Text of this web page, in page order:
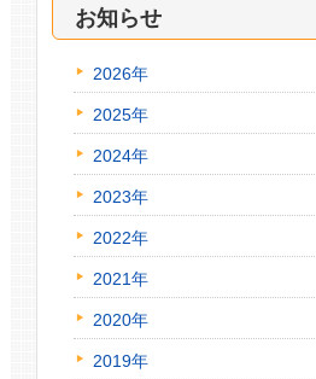
お知らせ
2026年
2025年
2024年
2023年
2022年
2021年
2020年
2019年